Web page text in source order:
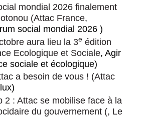
mondial 2026 finalement
(Attac France,
social mondial 2026 )
aura lieu la 3e édition
Ecologique et Sociale, Agir
sociale et écologique)
a besoin de vous ! (Attac
2 : Attac se mobilise face à la
du gouvernement (, Le